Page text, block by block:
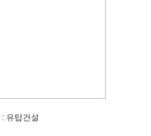
: 유탑건설